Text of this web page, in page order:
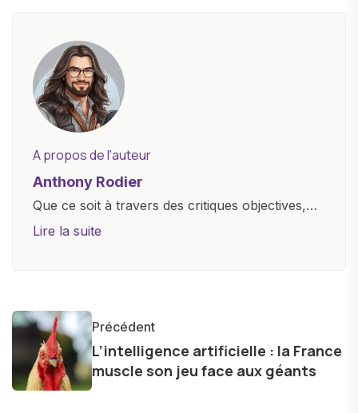
A propos de l'auteur
Anthony Rodier
Que ce soit à travers des critiques objectives,
des guides d'achat ou des analyses
lumière les aspects pratiques de ces
innovations. Mon travail consiste également à
partager des réflexions sur l'impact de la
technologie sur notre vie quotidienne et à
Lire la suite
Précédent
L’intelligence artificielle : la France
muscle son jeu face aux géants